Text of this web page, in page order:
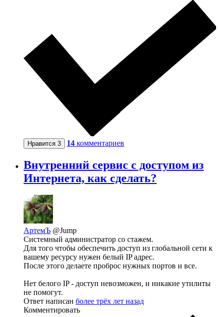
Нравится 3 14 комментариев
Внутренний сервис с доступом из
Интернета, как сделать?
АртемЪ @Jump
Системный администратор со стажем.
Для того чтобы обеспечить доступ из глобальной сети к
вашему ресурсу нужен белый IP адрес.
После этого делаете проброс нужных портов и все.
Нет белого IP - доступ невозможен, и никакие утилиты
не помогут.
Ответ написан более трёх лет назад
Комментировать